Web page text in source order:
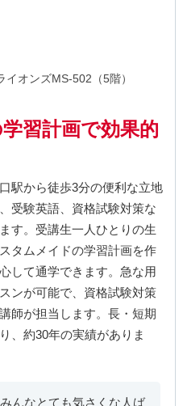
オンズMS-502（5階）
習計画で効果的
駅から徒歩3分の便利な立地
受験英語、資格試験対策な
す。受講生一人ひとりの生
タムメイドの学習計画を作
して通学できます。急な用
ンが可能で、資格試験対策
師が担当します。長・短期
、約30年の実績がありま
んなとても気さくな人ば